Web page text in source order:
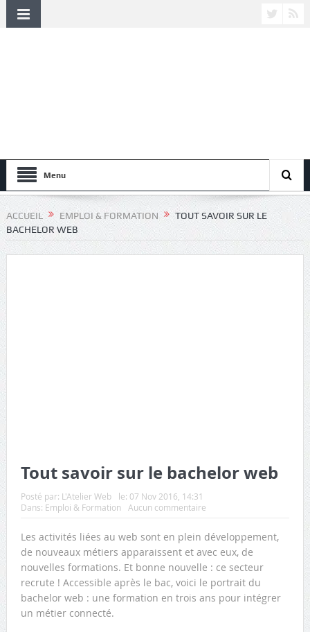
Menu
ACCUEIL EMPLOI & FORMATION
TOUT SAVOIR SUR LE
BACHELOR WEB
Tout savoir sur le bachelor web
Posté par: L'Atelier Web le: 07 Nov 2016, 14:31
Dans: Emploi & Formation Aucun commentaire
Les activités liées au web sont en plein développement,
de nouveaux métiers apparaissent et avec eux, de
nouvelles formations. Et bonne nouvelle : ce secteur
recrute ! Accessible après le bac, voici le portrait du
bachelor web : une formation en trois ans pour intégrer
un métier connecté.